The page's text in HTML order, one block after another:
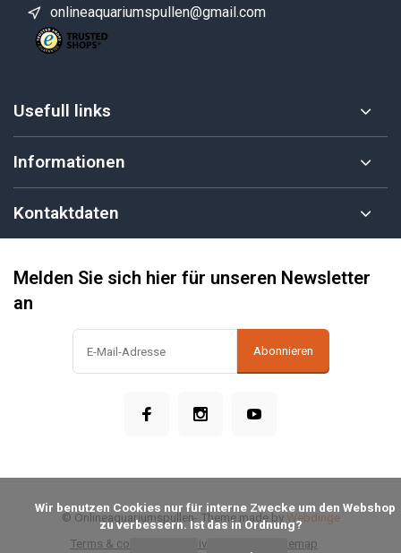
onlineaquariumspullen@gmail.com
Usefull links
Informationen
Kontaktdaten
Melden Sie sich hier für unseren Newsletter
an
Abonnieren
Terms & conditions Privacy Policy Sitemap
© Onlineaquariumspullen- Theme made by Webdinge
zu verbessern. Ist das in Ordnung?